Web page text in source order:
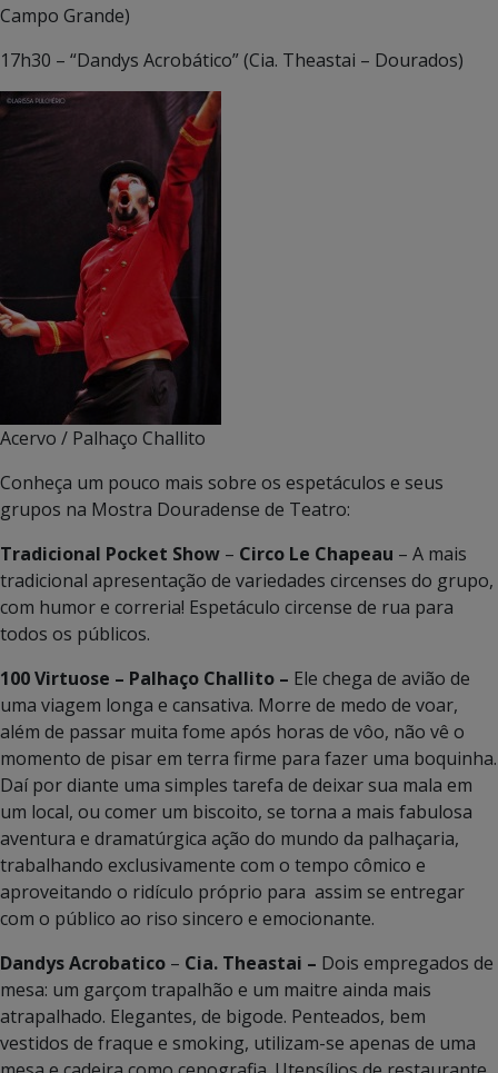
Campo Grande)
17h30 – “Dandys Acrobático” (Cia. Theastai – Dourados)
Acervo / Palhaço Challito
Conheça um pouco mais sobre os espetáculos e seus
grupos na Mostra Douradense de Teatro:
Tradicional Pocket Show – Circo Le Chapeau – A mais
tradicional apresentação de variedades circenses do grupo,
com humor e correria! Espetáculo circense de rua para
todos os públicos.
100 Virtuose – Palhaço Challito – Ele chega de avião de
uma viagem longa e cansativa. Morre de medo de voar,
além de passar muita fome após horas de vôo, não vê o
momento de pisar em terra firme para fazer uma boquinha.
Daí por diante uma simples tarefa de deixar sua mala em
um local, ou comer um biscoito, se torna a mais fabulosa
aventura e dramatúrgica ação do mundo da palhaçaria,
trabalhando exclusivamente com o tempo cômico e
aproveitando o ridículo próprio para assim se entregar
com o público ao riso sincero e emocionante.
Dandys Acrobatico – Cia. Theastai – Dois empregados de
mesa: um garçom trapalhão e um maitre ainda mais
atrapalhado. Elegantes, de bigode. Penteados, bem
vestidos de fraque e smoking, utilizam-se apenas de uma